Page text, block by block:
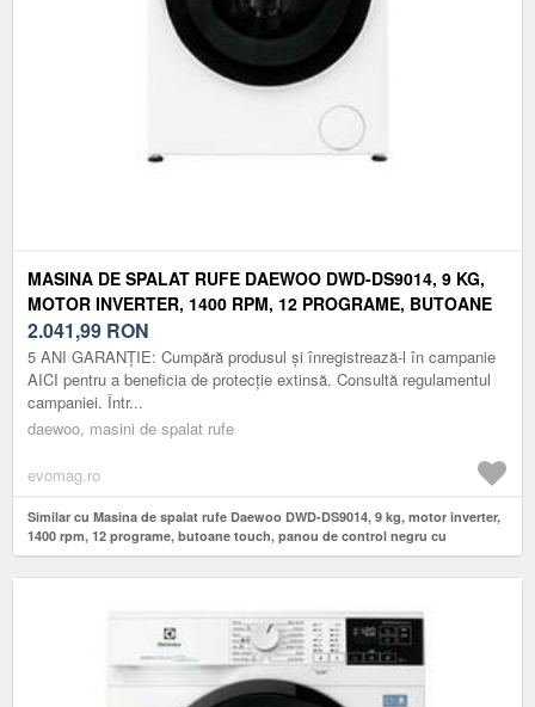
MASINA DE SPALAT RUFE DAEWOO DWD-DS9014, 9 KG,
MOTOR INVERTER, 1400 RPM, 12 PROGRAME, BUTOANE
TOUCH, PANOU DE CONTROL NEGRU CU PICTOGRAME
COLORATE, USA DUBLA NEAGRA, CLASA A (ALB)
2.041,99 RON
5 ANI GARANȚIE: Cumpără produsul și înregistrează-l în campanie
AICI pentru a beneficia de protecție extinsă. Consultă regulamentul
campaniei. Într...
daewoo, masini de spalat rufe
evomag.ro
Similar cu Masina de spalat rufe Daewoo DWD-DS9014, 9 kg, motor inverter,
1400 rpm, 12 programe, butoane touch, panou de control negru cu
pictograme colorate, usa dubla neagra, Clasa A (Alb)